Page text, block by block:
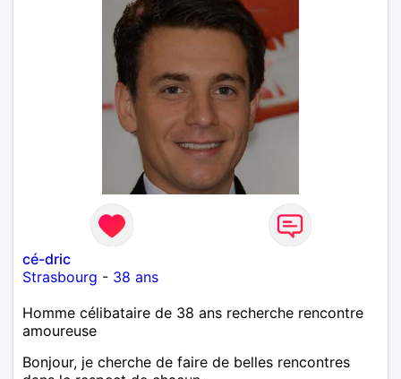
avec beaucoup d’envie, entre imagination et quête
de sens. Entre un bon film, un concert, un resto
improvisé ou une soirée plus tranquille à refaire le
monde, je suis partant. Je recherche une femme
authentique, curieuse, avec qui partager autant les
discussions que les moments simples. Si tu aimes
t’émerveiller et créer une belle complicité, faisons
cé-dric
Strasbourg - 38 ans
Homme célibataire de 38 ans recherche rencontre
amoureuse
Bonjour, je cherche de faire de belles rencontres